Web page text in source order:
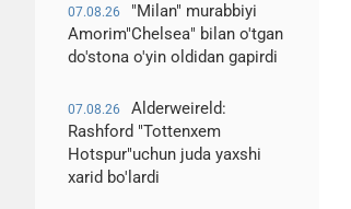
07.08.26
"Milan" murabbiyi
Amorim"Chelsea" bilan o'tgan
do'stona o'yin oldidan gapirdi
07.08.26
Alderweireld:
Rashford "Tottenxem
Hotspur"uchun juda yaxshi
xarid bo'lardi